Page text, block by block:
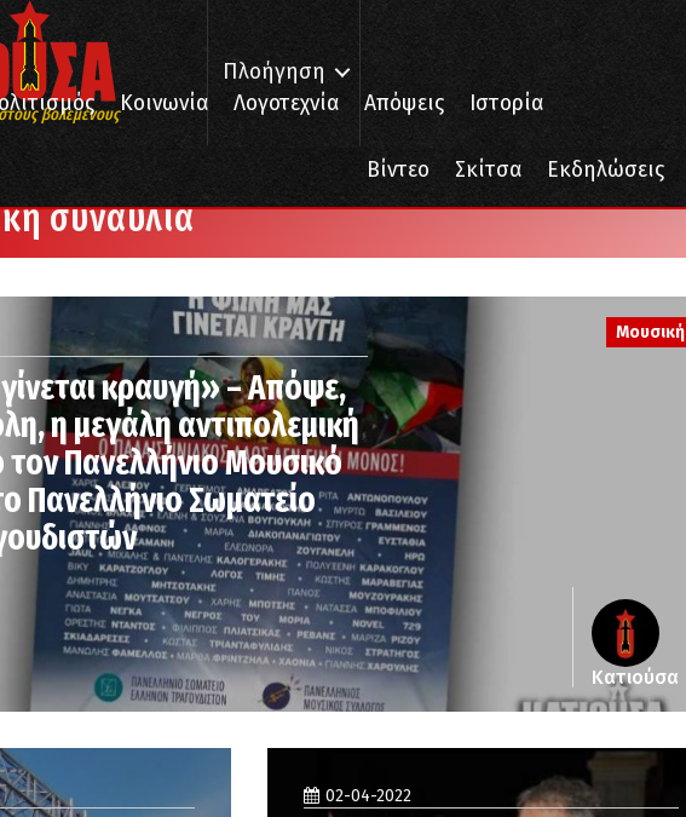
βολεμένους
Πλοήγηση
Κοινωνία Λογοτεχνία Απόψεις Ιστορία
Βίντεο Σκίτσα Εκδηλώσεις
συναυλία
Μουσική
κραυγή» – Απόψε,
η μεγάλη αντιπολεμική
Πανελλήνιο Μουσικό
Πανελλήνιο Σωματείο
Κατιούσα
02-04-2022